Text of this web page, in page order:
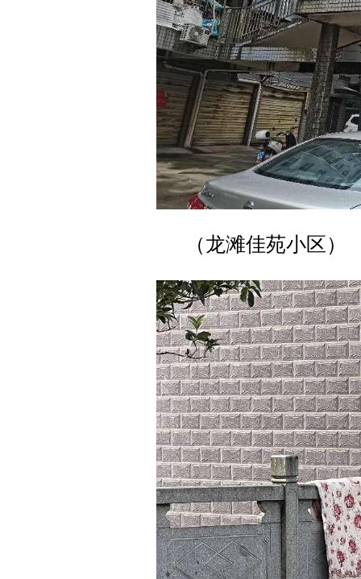
（龙滩佳苑小区）